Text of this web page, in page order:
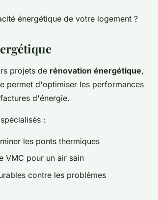
énergétique de votre logement ?
projets de rénovation énergétique,
permet d'optimiser les performances
d'énergie.
:
les ponts thermiques
VMC pour un air sain
contre les problèmes